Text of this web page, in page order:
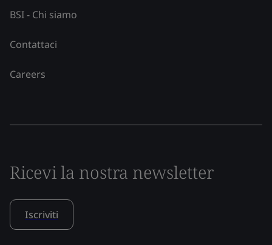
BSI - Chi siamo
Contattaci
Careers
Ricevi la nostra newsletter
Iscriviti